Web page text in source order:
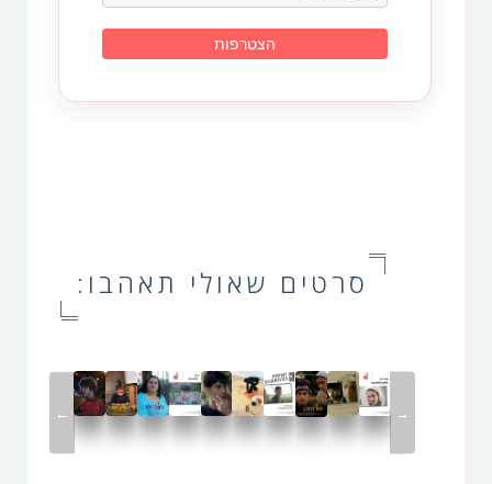
סרטים שאולי תאהבו:
← →